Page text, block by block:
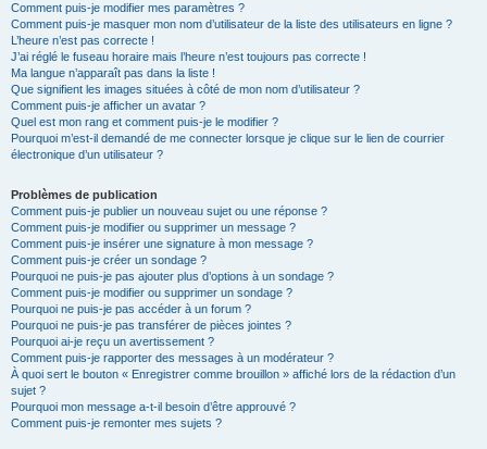
Comment puis-je modifier mes paramètres ?
Comment puis-je masquer mon nom d’utilisateur de la liste des utilisateurs en ligne ?
L’heure n’est pas correcte !
J’ai réglé le fuseau horaire mais l’heure n’est toujours pas correcte !
Ma langue n’apparaît pas dans la liste !
Que signifient les images situées à côté de mon nom d’utilisateur ?
Comment puis-je afficher un avatar ?
Quel est mon rang et comment puis-je le modifier ?
Pourquoi m’est-il demandé de me connecter lorsque je clique sur le lien de courrier
électronique d’un utilisateur ?
Problèmes de publication
Comment puis-je publier un nouveau sujet ou une réponse ?
Comment puis-je modifier ou supprimer un message ?
Comment puis-je insérer une signature à mon message ?
Comment puis-je créer un sondage ?
Pourquoi ne puis-je pas ajouter plus d’options à un sondage ?
Comment puis-je modifier ou supprimer un sondage ?
Pourquoi ne puis-je pas accéder à un forum ?
Pourquoi ne puis-je pas transférer de pièces jointes ?
Pourquoi ai-je reçu un avertissement ?
Comment puis-je rapporter des messages à un modérateur ?
À quoi sert le bouton « Enregistrer comme brouillon » affiché lors de la rédaction d’un
sujet ?
Pourquoi mon message a-t-il besoin d’être approuvé ?
Comment puis-je remonter mes sujets ?